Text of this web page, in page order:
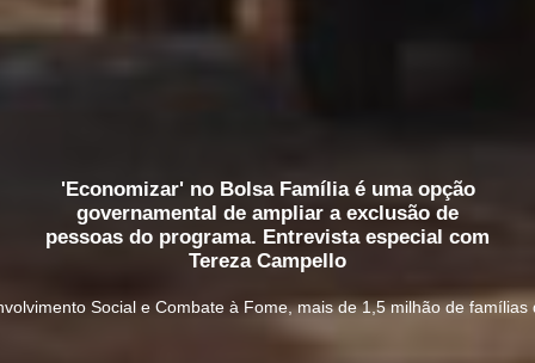
'Economizar' no Bolsa Família é uma opção
governamental de ampliar a exclusão de
pessoas do programa. Entrevista especial com
Tereza Campello
Social e Combate à Fome, mais de 1,5 milhão de